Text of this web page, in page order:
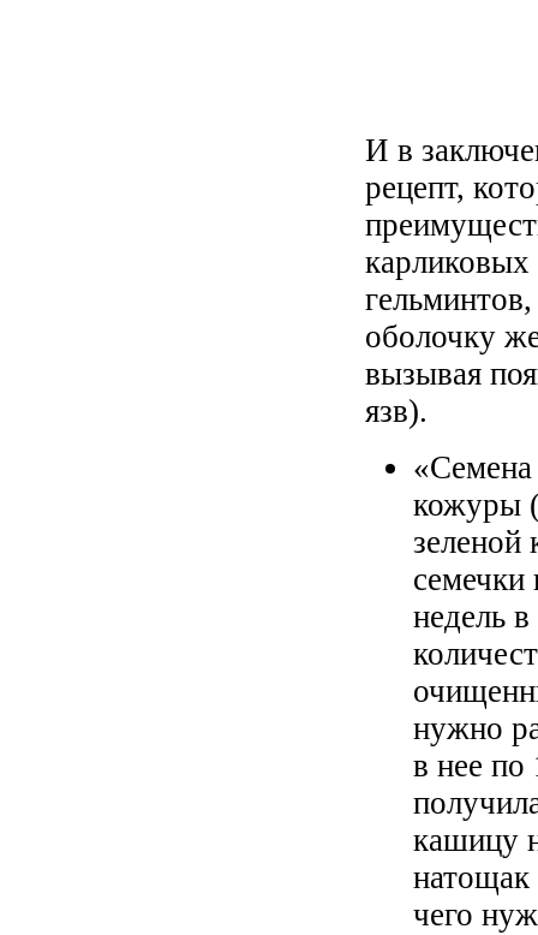
И в
рецепт,
оболочку
вызывая
язв).
кожуры
семечки
недель
нужно
в нее по
кашицу
натощак
чего